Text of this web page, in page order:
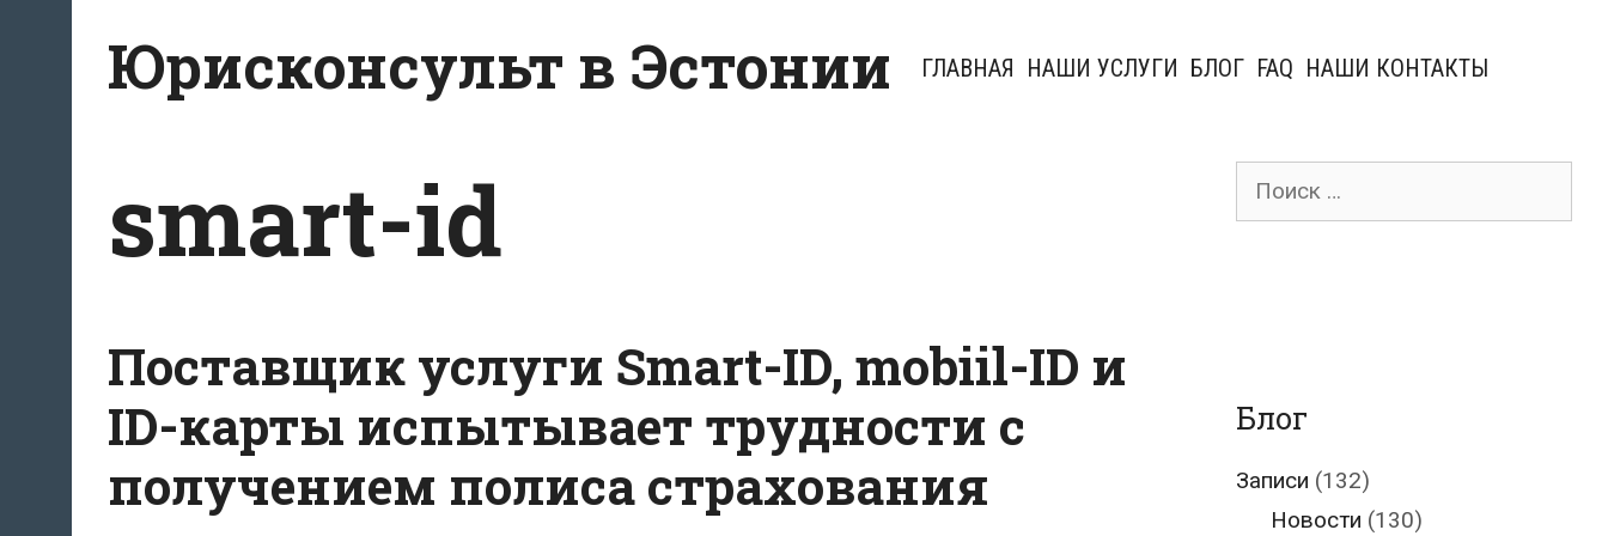
содержимому
Юрисконсульт в Эстонии ГЛАВНАЯ НАШИ УСЛУГИ БЛОГ FAQ НАШИ КОНТАКТЫ
smart-id
Поставщик услуги Smart-ID, mobiil-ID и
ID-карты испытывает трудности с
получением полиса страхования
Поиск
Блог
Записи (132)
Новости (130)